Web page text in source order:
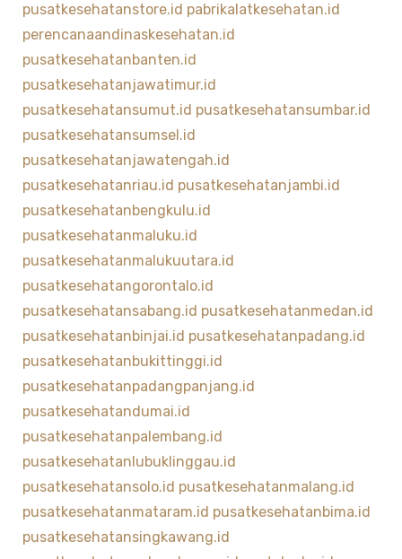
pusatkesehatanstore.id pabrikalatkesehatan.id
perencanaandinaskesehatan.id
pusatkesehatanbanten.id
pusatkesehatanjawatimur.id
pusatkesehatansumut.id pusatkesehatansumbar.id
pusatkesehatansumsel.id
pusatkesehatanjawatengah.id
pusatkesehatanriau.id pusatkesehatanjambi.id
pusatkesehatanbengkulu.id
pusatkesehatanmaluku.id
pusatkesehatanmalukuutara.id
pusatkesehatangorontalo.id
pusatkesehatansabang.id pusatkesehatanmedan.id
pusatkesehatanbinjai.id pusatkesehatanpadang.id
pusatkesehatanbukittinggi.id
pusatkesehatanpadangpanjang.id
pusatkesehatandumai.id
pusatkesehatanpalembang.id
pusatkesehatanlubuklinggau.id
pusatkesehatansolo.id pusatkesehatanmalang.id
pusatkesehatanmataram.id pusatkesehatanbima.id
pusatkesehatansingkawang.id